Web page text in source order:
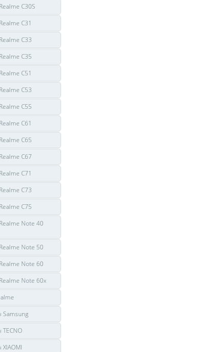
C30S
C31
C33
C35
C51
C53
C55
C61
C65
C67
C71
C73
C75
Note 40
Note 50
Note 60
Note 60x
Samsung
TECNO